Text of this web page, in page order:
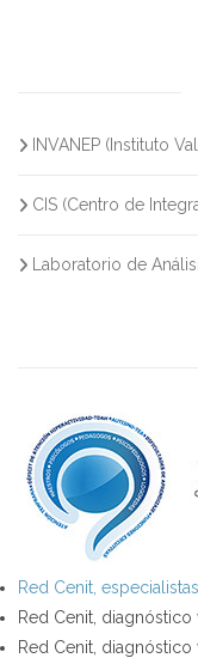
INVANEP (Instituto
CIS (Centro de
Laboratorio de
Red Cenit,
Red Cenit,
Red Cenit,